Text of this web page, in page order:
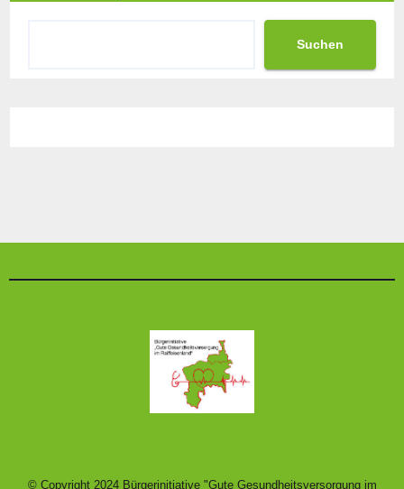
Suchen
© Copyright 2024 Bürgerinitiative "Gute Gesundheitsversorgung im